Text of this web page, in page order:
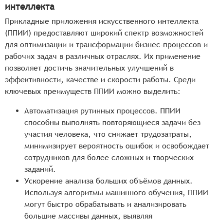
интеллекта
Прикладные приложения искусственного интеллекта
(ППИИ) предоставляют широкий спектр возможностей
для оптимизации и трансформации бизнес-процессов и
рабочих задач в различных отраслях. Их применение
позволяет достичь значительных улучшений в
эффективности, качестве и скорости работы. Среди
ключевых преимуществ ППИИ можно выделить:
Автоматизация рутинных процессов. ППИИ
способны выполнять повторяющиеся задачи без
участия человека, что снижает трудозатраты,
минимизирует вероятность ошибок и освобождает
сотрудников для более сложных и творческих
заданий.
Ускорение анализа больших объёмов данных.
Используя алгоритмы машинного обучения, ППИИ
могут быстро обрабатывать и анализировать
большие массивы данных, выявляя